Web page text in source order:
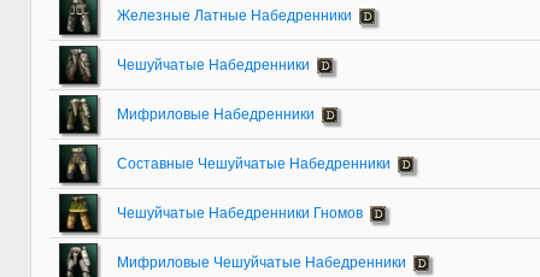
Железные Латные Набедренники
Чешуйчатые Набедренники
Мифриловые Набедренники
Составные Чешуйчатые Набедренники
Чешуйчатые Набедренники Гномов
Мифриловые Чешуйчатые Набедренники